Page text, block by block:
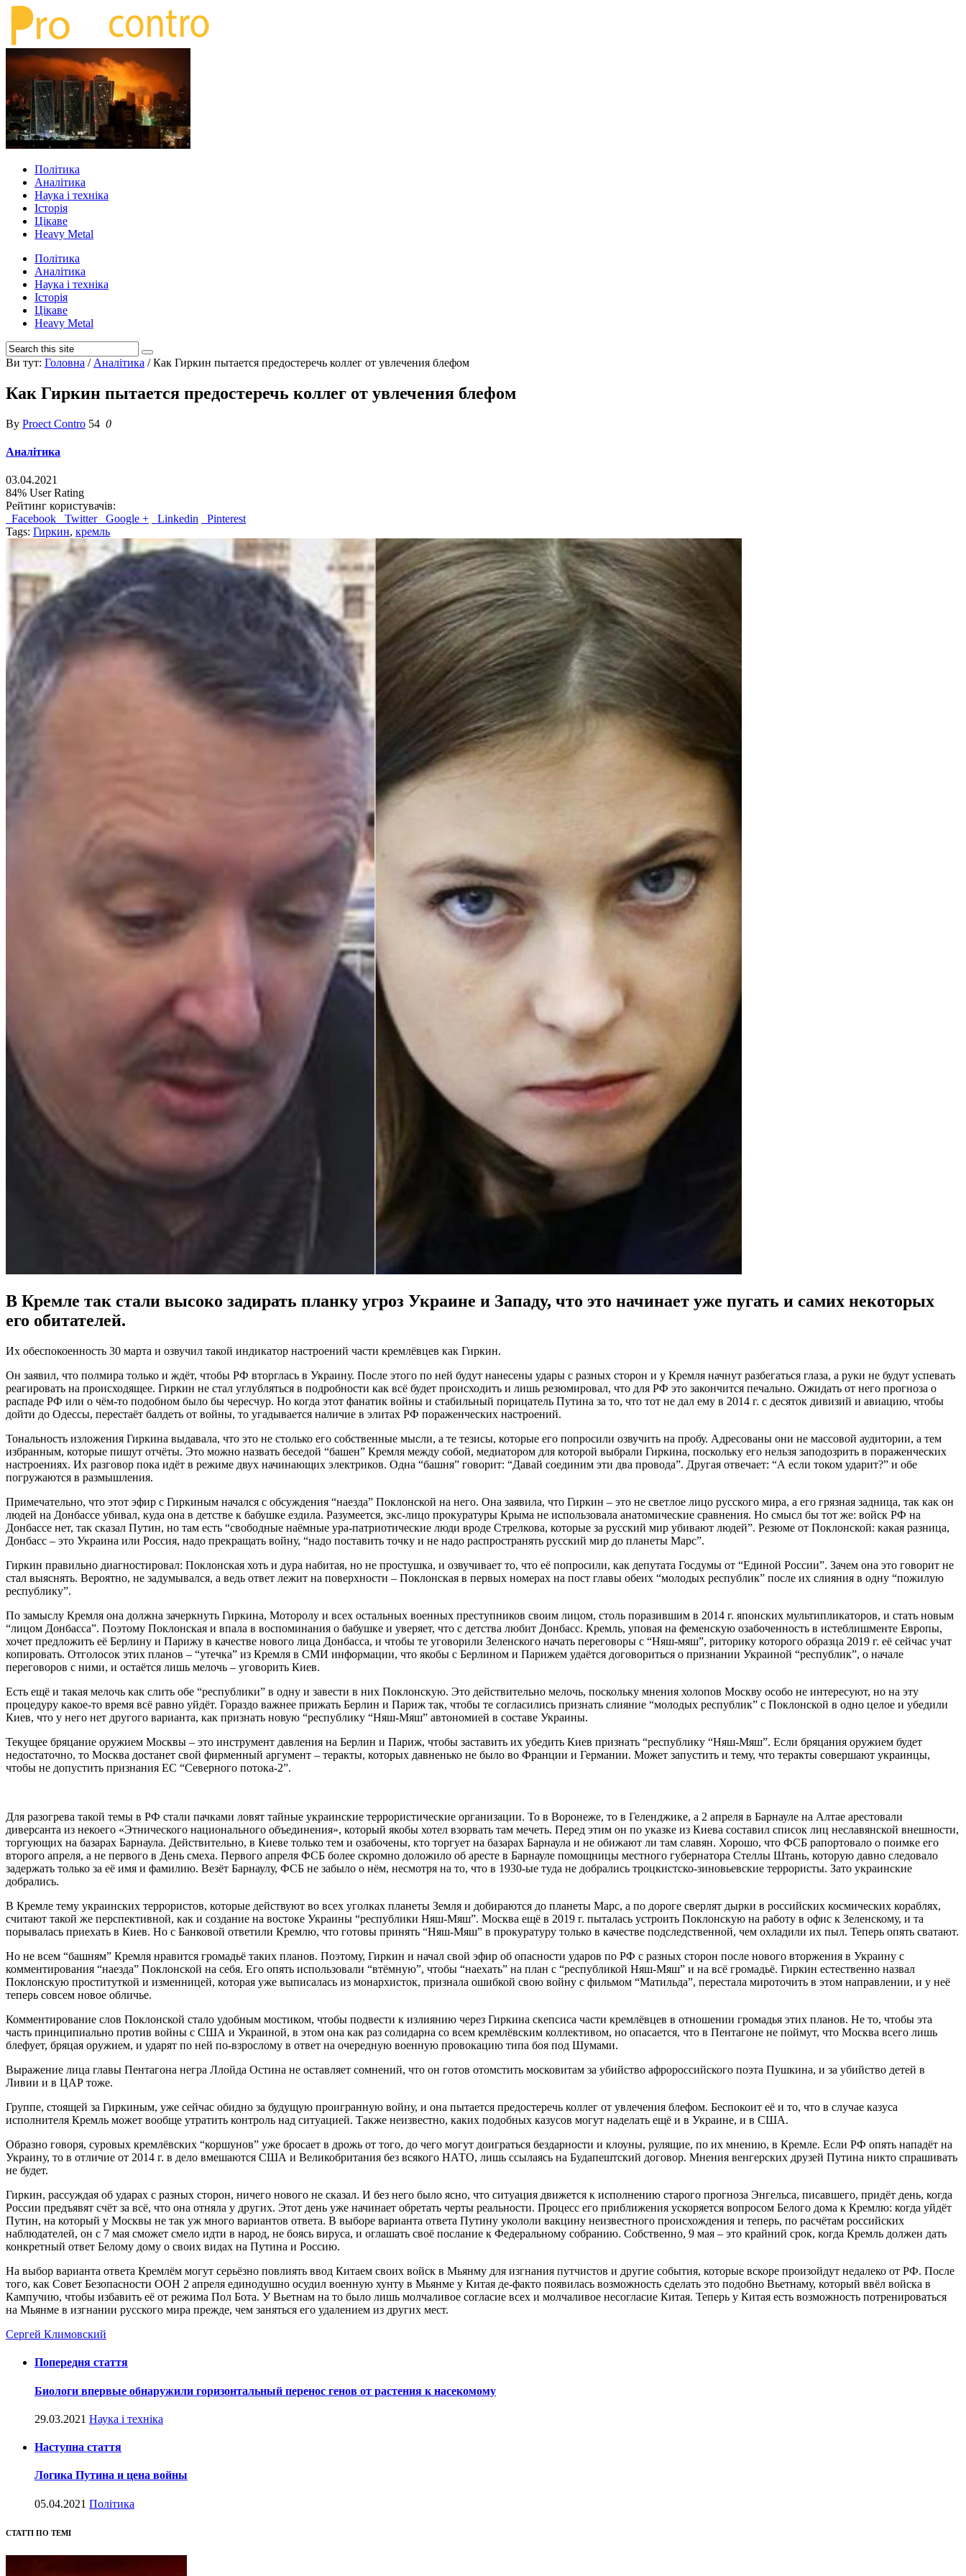
Політика
Аналітика
Наука і техніка
Історія
Цікаве
Heavy Metal
Політика
Аналітика
Наука і техніка
Історія
Цікаве
Heavy Metal
Ви тут: Головна / Аналітика /Как Гиркин пытается предостеречь коллег от увлечения блефом
Как Гиркин пытается предостеречь коллег от увлечения блефом
By Proect Contro 54 0
Аналітика
03.04.2021
84% User Rating
Рейтинг користувачів:
Facebook
Twitter Google + Linkedin
Pinterest
Tags: Гиркин, кремль
В Кремле так стали высоко задирать планку угроз Украине и Западу, что это начинает уже пугать и самих некоторых
его обитателей.
Их обеспокоенность 30 марта и озвучил такой индикатор настроений части кремлёвцев как Гиркин.
Он заявил, что полмира только и ждёт, чтобы РФ вторглась в Украину. После этого по ней будут нанесены удары с разных сторон и у Кремля начнут разбегаться глаза, а руки не будут успевать
реагировать на происходящее. Гиркин не стал углубляться в подробности как всё будет происходить и лишь резюмировал, что для РФ это закончится печально. Ожидать от него прогноза о
распаде РФ или о чём-то подобном было бы чересчур. Но когда этот фанатик войны и стабильный порицатель Путина за то, что тот не дал ему в 2014 г. с десяток дивизий и авиацию, чтобы
дойти до Одессы, перестаёт балдеть от войны, то угадывается наличие в элитах РФ пораженческих настроений.
Тональность изложения Гиркина выдавала, что это не столько его собственные мысли, а те тезисы, которые его попросили озвучить на пробу. Адресованы они не массовой аудитории, а тем
избранным, которые пишут отчёты. Это можно назвать беседой “башен” Кремля между собой, медиатором для которой выбрали Гиркина, поскольку его нельзя заподозрить в пораженческих
настроениях. Их разговор пока идёт в режиме двух начинающих электриков. Одна “башня” говорит: “Давай соединим эти два провода”. Другая отвечает: “А если током ударит?” и обе
погружаются в размышления.
Примечательно, что этот эфир с Гиркиным начался с обсуждения “наезда” Поклонской на него. Она заявила, что Гиркин – это не светлое лицо русского мира, а его грязная задница, так как он
людей на Донбассе убивал, куда она в детстве к бабушке ездила. Разумеется, экс-лицо прокуратуры Крыма не использовала анатомические сравнения. Но смысл бы тот же: войск РФ на
Донбассе нет, так сказал Путин, но там есть “свободные наёмные ура-патриотические люди вроде Стрелкова, которые за русский мир убивают людей”. Резюме от Поклонской: какая разница,
Донбасс – это Украина или Россия, надо прекращать войну, “надо поставить точку и не надо распространять русский мир до планеты Марс”.
Гиркин правильно диагностировал: Поклонская хоть и дура набитая, но не простушка, и озвучивает то, что её попросили, как депутата Госдумы от “Единой России”. Зачем она это говорит не
стал выяснять. Вероятно, не задумывался, а ведь ответ лежит на поверхности – Поклонская в первых номерах на пост главы обеих “молодых республик” после их слияния в одну “пожилую
республику”.
По замыслу Кремля она должна зачеркнуть Гиркина, Моторолу и всех остальных военных преступников своим лицом, столь поразившим в 2014 г. японских мультипликаторов, и стать новым
“лицом Донбасса”. Поэтому Поклонская и впала в воспоминания о бабушке и уверяет, что с детства любит Донбасс. Кремль, уповая на феменскую озабоченность в истеблишменте Европы,
хочет предложить её Берлину и Парижу в качестве нового лица Донбасса, и чтобы те уговорили Зеленского начать переговоры с “Няш-мяш”, риторику которого образца 2019 г. её сейчас учат
копировать. Отголосок этих планов – “утечка” из Кремля в СМИ информации, что якобы с Берлином и Парижем удаётся договориться о признании Украиной “республик”, о начале
переговоров с ними, и остаётся лишь мелочь – уговорить Киев.
Есть ещё и такая мелочь как слить обе “республики” в одну и завести в них Поклонскую. Это действительно мелочь, поскольку мнения холопов Москву особо не интересуют, но на эту
процедуру какое-то время всё равно уйдёт. Гораздо важнее прижать Берлин и Париж так, чтобы те согласились признать слияние “молодых республик” с Поклонской в одно целое и убедили
Киев, что у него нет другого варианта, как признать новую “республику “Няш-Мяш” автономией в составе Украины.
Текущее бряцание оружием Москвы – это инструмент давления на Берлин и Париж, чтобы заставить их убедить Киев признать “республику “Няш-Мяш”. Если бряцания оружием будет
недостаточно, то Москва достанет свой фирменный аргумент – теракты, которых давненько не было во Франции и Германии. Может запустить и тему, что теракты совершают украинцы,
чтобы не допустить признания ЕС “Северного потока-2”.
Для разогрева такой темы в РФ стали пачками ловят тайные украинские террористические организации. То в Воронеже, то в Геленджике, а 2 апреля в Барнауле на Алтае арестовали
диверсанта из некоего «Этнического национального объединения», который якобы хотел взорвать там мечеть. Перед этим он по указке из Киева составил список лиц неславянской внешности,
торгующих на базарах Барнаула. Действительно, в Киеве только тем и озабочены, кто торгует на базарах Барнаула и не обижают ли там славян. Хорошо, что ФСБ рапортовало о поимке его
второго апреля, а не первого в День смеха. Первого апреля ФСБ более скромно доложило об аресте в Барнауле помощницы местного губернатора Стеллы Штань, которую давно следовало
задержать только за её имя и фамилию. Везёт Барнаулу, ФСБ не забыло о нём, несмотря на то, что в 1930-ые туда не добрались троцкистско-зиновьевские террористы. Зато украинские
добрались.
В Кремле тему украинских террористов, которые действуют во всех уголках планеты Земля и добираются до планеты Марс, а по дороге сверлят дырки в российских космических кораблях,
считают такой же перспективной, как и создание на востоке Украины “республики Няш-Мяш”. Москва ещё в 2019 г. пыталась устроить Поклонскую на работу в офис к Зеленскому, и та
порывалась приехать в Киев. Но с Банковой ответили Кремлю, что готовы принять “Няш-Мяш” в прокуратуру только в качестве подследственной, чем охладили их пыл. Теперь опять сватают.
Но не всем “башням” Кремля нравится громадьё таких планов. Поэтому, Гиркин и начал свой эфир об опасности ударов по РФ с разных сторон после нового вторжения в Украину с
комментирования “наезда” Поклонской на себя. Его опять использовали “втёмную”, чтобы “наехать” на план с “республикой Няш-Мяш” и на всё громадьё. Гиркин естественно назвал
Поклонскую проституткой и изменницей, которая уже выписалась из монархисток, признала ошибкой свою войну с фильмом “Матильда”, перестала мироточить в этом направлении, и у неё
теперь совсем новое обличье.
Комментирование слов Поклонской стало удобным мостиком, чтобы подвести к излиянию через Гиркина скепсиса части кремлёвцев в отношении громадья этих планов. Не то, чтобы эта
часть принципиально против войны с США и Украиной, в этом она как раз солидарна со всем кремлёвским коллективом, но опасается, что в Пентагоне не поймут, что Москва всего лишь
блефует, бряцая оружием, и ударят по ней по-взрослому в ответ на очередную военную провокацию типа боя под Шумами.
Выражение лица главы Пентагона негра Ллойда Остина не оставляет сомнений, что он готов отомстить московитам за убийство афророссийского поэта Пушкина, и за убийство детей в
Ливии и в ЦАР тоже.
Группе, стоящей за Гиркиным, уже сейчас обидно за будущую проигранную войну, и она пытается предостеречь коллег от увлечения блефом. Беспокоит её и то, что в случае казуса
исполнителя Кремль может вообще утратить контроль над ситуацией. Также неизвестно, каких подобных казусов могут наделать ещё и в Украине, и в США.
Образно говоря, суровых кремлёвских “коршунов” уже бросает в дрожь от того, до чего могут доиграться бездарности и клоуны, рулящие, по их мнению, в Кремле. Если РФ опять нападёт на
Украину, то в отличие от 2014 г. в дело вмешаются США и Великобритания без всякого НАТО, лишь ссылаясь на Будапештский договор. Мнения венгерских друзей Путина никто спрашивать
не будет.
Гиркин, рассуждая об ударах с разных сторон, ничего нового не сказал. И без него было ясно, что ситуация движется к исполнению старого прогноза Энгельса, писавшего, придёт день, когда
России предъявят счёт за всё, что она отняла у других. Этот день уже начинает обретать черты реальности. Процесс его приближения ускоряется вопросом Белого дома к Кремлю: когда уйдёт
Путин, на который у Москвы не так уж много вариантов ответа. В выборе варианта ответа Путину укололи вакцину неизвестного происхождения и теперь, по расчётам российских
наблюдателей, он с 7 мая сможет смело идти в народ, не боясь вируса, и оглашать своё послание к Федеральному собранию. Собственно, 9 мая – это крайний срок, когда Кремль должен дать
конкретный ответ Белому дому о своих видах на Путина и Россию.
На выбор варианта ответа Кремлём могут серьёзно повлиять ввод Китаем своих войск в Мьянму для изгнания путчистов и другие события, которые вскоре произойдут недалеко от РФ. После
того, как Совет Безопасности ООН 2 апреля единодушно осудил военную хунту в Мьянме у Китая де-факто появилась возможность сделать это подобно Вьетнаму, который ввёл войска в
Кампучию, чтобы избавить её от режима Пол Бота. У Вьетнам на то было лишь молчаливое согласие всех и молчаливое несогласие Китая. Теперь у Китая есть возможность потренироваться
на Мьянме в изгнании русского мира прежде, чем заняться его удалением из других мест.
Сергей Климовский
Попередня стаття
Биологи впервые обнаружили горизонтальный перенос генов от растения к насекомому
29.03.2021 Наука і техніка
Наступна стаття
Логика Путина и цена войны
05.04.2021 Політика
СТАТТІ ПО ТЕМІ